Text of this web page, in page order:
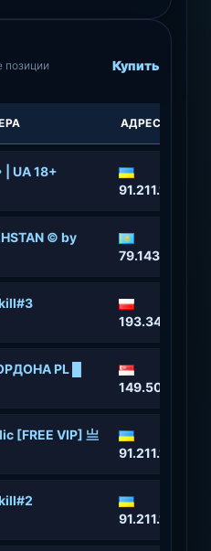
позиции Купить
АДРЕС
| UA 18+
© by
PL █
[FREE VIP] 亗